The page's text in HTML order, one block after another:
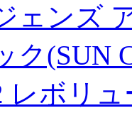
ェンズ
ク(SUN
レボリ